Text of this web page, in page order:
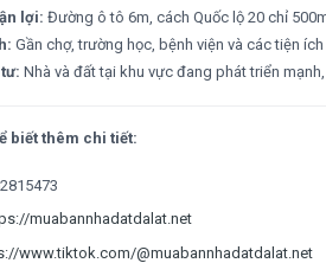
lợi: Đường ô tô 6m, cách Quốc lộ 20 chỉ
Gần chợ, trường học, bệnh viện và các tiện
Nhà và đất tại khu vực đang phát triển
biết thêm chi tiết:
muabannhadatdalat.net
www.tiktok.com/@muabannhadatdalat.net